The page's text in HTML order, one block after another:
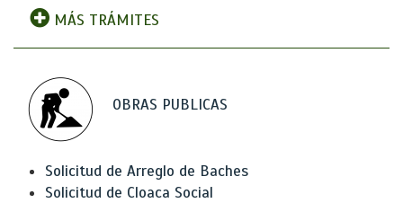
MÁS TRÁMITES
OBRAS PUBLICAS
Solicitud de Arreglo de Baches
Solicitud de Cloaca Social